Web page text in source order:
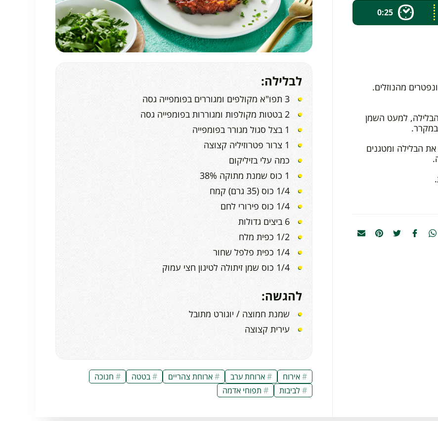
0:25
מהנוזלים.
למעט השמן
הבלילה ומטגנים
לבלילה:
3 תפו"א מקולפים ומגוררים בפומפייה גסה
2 בטטות מקולפות ומגוררות בפומפייה גסה
1 בצל סגול מגורר בפומפייה
1 צרור פטרוזיליה קצוצה
כמה עלי בזיליקום
1 כוס שמנת מתוקה 38%
1/4 כוס (35 גרם) קמח
1/4 כוס פירורי לחם
6 ביצים גדולות
1/2 כפית מלח
1/4 כפית פלפל שחור
1/4 כוס שמן זיתולה לטיגון חצי עמוק
להגשה:
שמנת חמוצה / יוגורט מתובל
עירית קצוצה
אירוח ארוחת ערב ארוחת צהריים בטטה
חנוכה
לביבות
תפוחי אדמה